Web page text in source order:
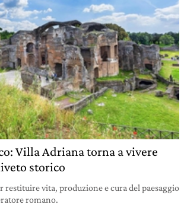
Villa Adriana torna a vivere
storico
restituire vita, produzione e cura del paesaggio
romano.